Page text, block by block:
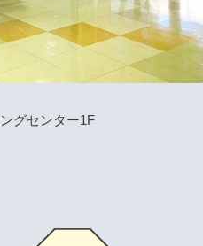
グセンター1F